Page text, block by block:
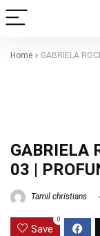
Home » GABRIELA
GABRIELA
03 |
Tamil christians
Save
0